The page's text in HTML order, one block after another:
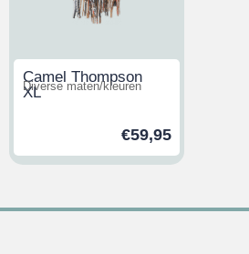
Camel Thompson
XL
Diverse maten/kleuren
€59,95